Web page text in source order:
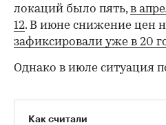
локаций было пять,в
12. В июне снижение цен
зафиксировали уже в 20
Однако в июле ситуация
Как считали